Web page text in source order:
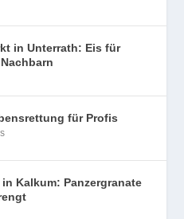
in Unterrath: Eis für
für Profis
Kalkum: Panzergranate